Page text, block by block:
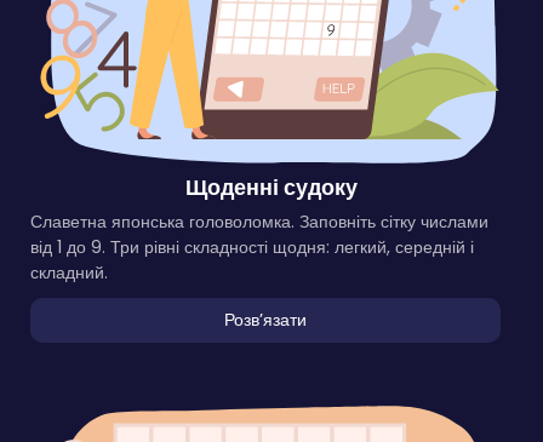
Щоденні судоку
Славетна японська головоломка. Заповніть сітку числами
від 1 до 9. Три рівні складності щодня: легкий, середній і
складний.
Розвʼязати